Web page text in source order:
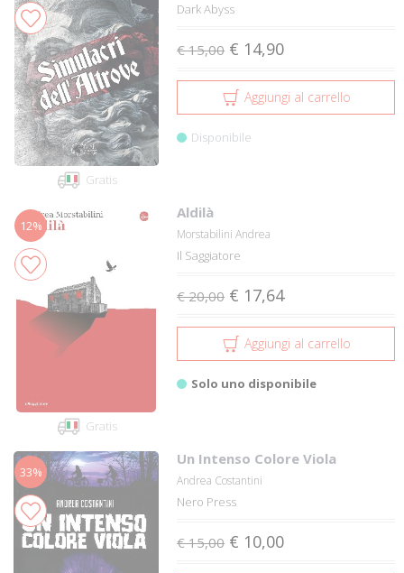
Gratis
Dark Abyss
€ 15,00 € 14,90
Aggiungi al carrello
Disponibile
12%
Gratis
Aldilà
Morstabilini Andrea
Il Saggiatore
€ 20,00 € 17,64
Aggiungi al carrello
Solo uno disponibile
33%
Un Intenso Colore Viola
Andrea Costantini
Nero Press
€ 15,00 € 10,00